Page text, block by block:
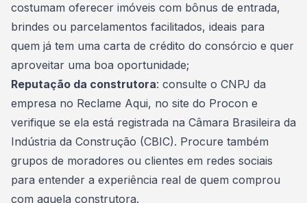
costumam oferecer imóveis com bônus de entrada,
brindes ou parcelamentos facilitados, ideais para
quem já tem uma carta de crédito do consórcio e quer
aproveitar uma boa oportunidade;
Reputação da construtora: consulte o CNPJ da
empresa no Reclame Aqui, no site do Procon e
verifique se ela está registrada na Câmara Brasileira da
Indústria da Construção (CBIC). Procure também
grupos de moradores ou clientes em redes sociais
para entender a experiência real de quem comprou
com aquela construtora.